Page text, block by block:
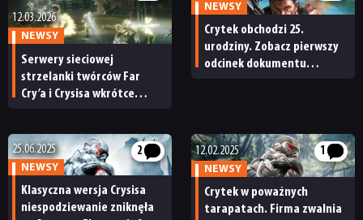
12.03.2026
NEWSY
Serwery sieciowej
strzelanki twórców Far
Cry’a i Crysisa wkrótce
by zagrać w Warface:
Clutch
NEWSY
Crytek obchodzi 25.
urodziny. Zobacz pierwszy
odcinek dokumentu
2
25.06.2025
NEWSY
Klasyczna wersja Crysisa
niespodziewanie zniknęła
1
12.02.2025
NEWSY
Crytek w poważnych
tarapatach. Firma zwalnia